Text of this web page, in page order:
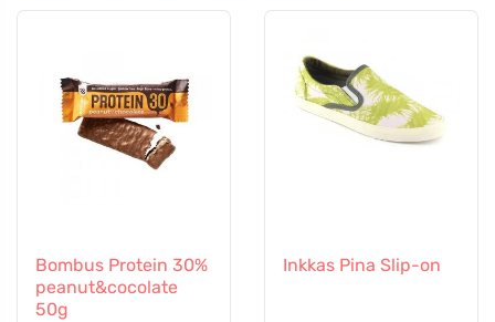
Bombus Protein 30%
peanut&cocolate
50g
Inkkas Pina Slip-on